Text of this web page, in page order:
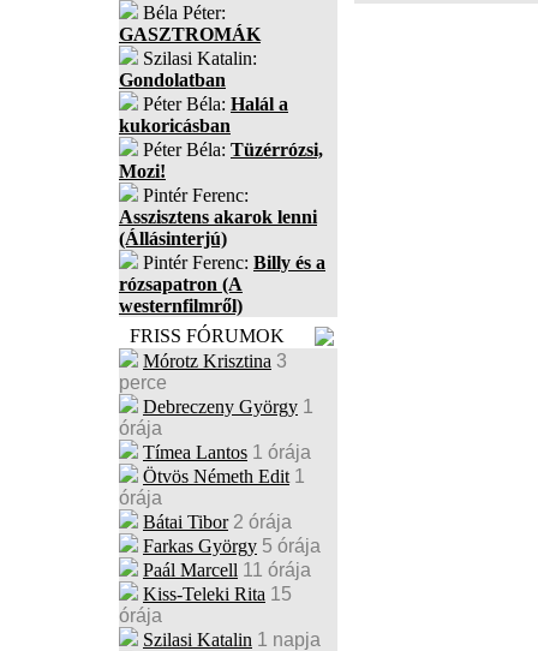
Béla Péter:
GASZTROMÁK
Szilasi Katalin:
Gondolatban
Péter Béla: Halál a
kukoricásban
Péter Béla: Tüzérrózsi,
Mozi!
Pintér Ferenc:
Asszisztens akarok lenni
(Állásinterjú)
Pintér Ferenc: Billy és a
rózsapatron (A
westernfilmről)
FRISS FÓRUMOK
Mórotz Krisztina 3
perce
Debreczeny György 1
órája
Tímea Lantos 1 órája
Ötvös Németh Edit 1
órája
Bátai Tibor 2 órája
Farkas György 5 órája
Paál Marcell 11 órája
Kiss-Teleki Rita 15
órája
Szilasi Katalin 1 napja